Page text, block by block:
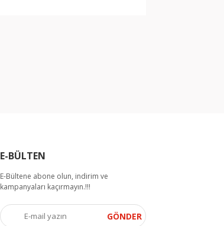
E-BÜLTEN
E-Bültene abone olun, indirim ve
kampanyaları kaçırmayın.!!!
GÖNDER